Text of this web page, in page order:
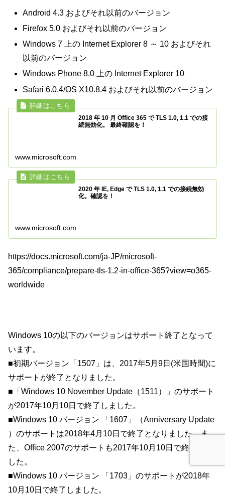
Android 4.3 およびそれ以前のバージョン
Firefox 5.0 およびそれ以前のバージョン
Windows 7 上の Internet Explorer 8 ～ 10 およびそれ
以前のバージョン
Windows Phone 8.0 上の Internet Explorer 10
Safari 6.0.4/OS X10.8.4 およびそれ以前のバージョン
2018 年 10 月 Office 365 で TLS 1.0, 1.1 での接
続無効化。 最終確認を！
www.microsoft.com
2020 年 IE, Edge で TLS 1.0, 1.1 での接続無効
化。確認を！
www.microsoft.com
https://docs.microsoft.com/ja-JP/microsoft-
365/compliance/prepare-tls-1.2-in-office-365?view=o365-
worldwide
Windows 10の以下のバージョンはサポート終了となって
います。
■初期バージョン「1507」は、2017年5月9日(米国時間)に
サポートが終了となりました。
■「Windows 10 November Update（1511）」のサポート
が2017年10月10日で終了しました。
■Windows 10 バージョン 「1607」（Anniversary Update
）のサポートは2018年4月10日で終了となりました。ま
た、Office 2007のサポートも2017年10月10日で終了しま
した。
■Windows 10 バージョン 「1703」のサポートが2018年
10月10日で終了しました。